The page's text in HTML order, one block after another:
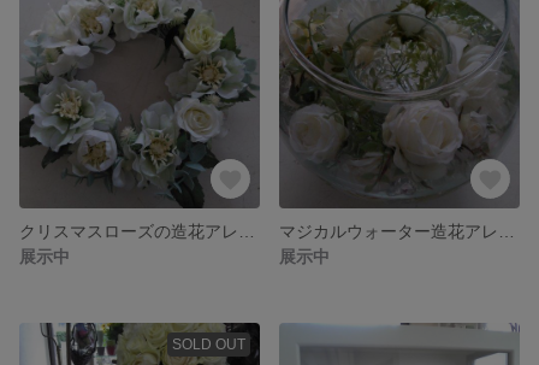
展示中
展示中
SOLD OUT